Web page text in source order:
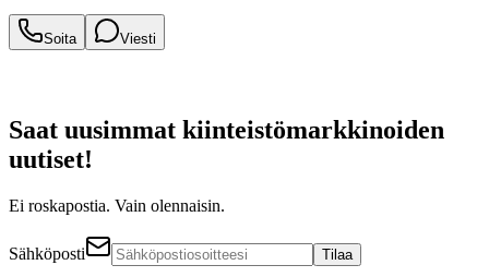
Soita Viesti
Saat uusimmat kiinteistömarkkinoiden
uutiset!
Ei roskapostia. Vain olennaisin.
Sähköposti Tilaa